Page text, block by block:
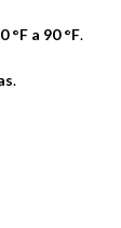
°F a 90 °F.
.